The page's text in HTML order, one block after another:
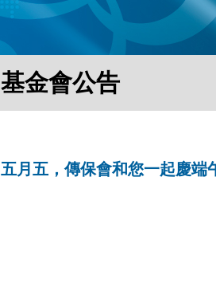
基金會公告
五月五，傳保會和您一起慶端